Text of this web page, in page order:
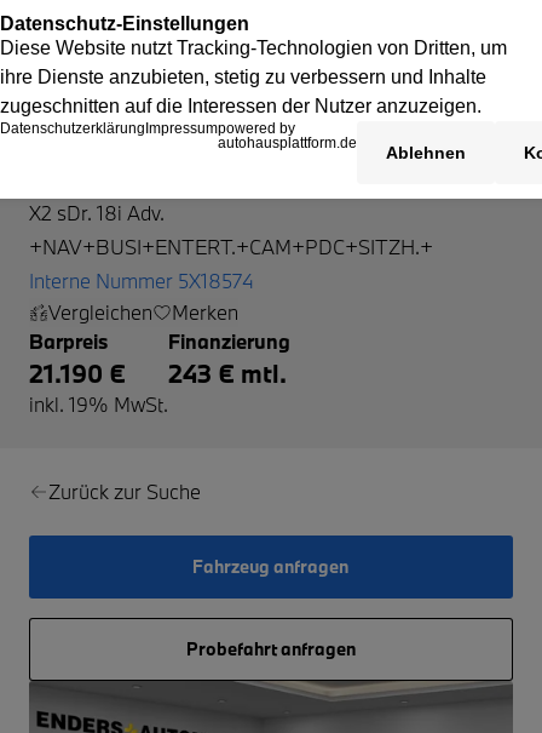
X2 sDr. 18i Adv.
+NAV+BUSI+ENTERT.+CAM+PDC+SITZH.+
Interne Nummer 5X18574
Vergleichen
Merken
Barpreis
21.190 €
inkl. 19% MwSt.
Finanzierung
243 € mtl.
Zurück zur Suche
Fahrzeug anfragen
Probefahrt anfragen